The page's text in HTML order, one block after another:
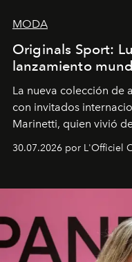
MODA
Originals Sport:
lanzamiento
La nueva colección de
con invitados
Marinetti, quien vivió
fusiona moda y
30.07.2026 por L'Officiel